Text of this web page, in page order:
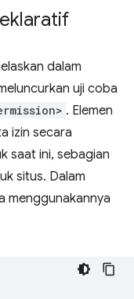
dalam
uji coba
. Elemen
izin secara
saat ini, sebagian
situs. Dalam
menggunakannya